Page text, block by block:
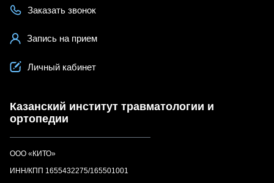
Казанский институт травматологии и
ортопедии
ООО «КИТО»
ИНН/КПП 1655432275/165501001
Заказать звонок
Запись на прием
Личный кабинет